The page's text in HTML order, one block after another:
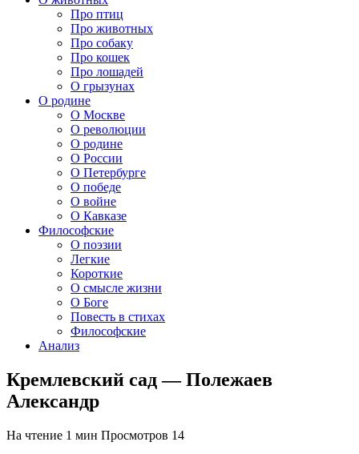
Про птиц
Про животных
Про собаку
Про кошек
Про лошадей
О грызунах
О родине
О Москве
О революции
О родине
О России
О Петербурге
О победе
О войне
О Кавказе
Философские
О поэзии
Легкие
Короткие
О смысле жизни
О Боге
Повесть в стихах
Философские
Анализ
Кремлевский сад — Полежаев
Александр
На чтение 1 мин Просмотров 14